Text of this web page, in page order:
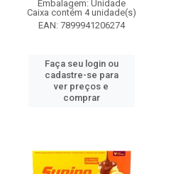
Embalagem: Unidade
Caixa contém 4 unidade(s)
EAN: 7899941206274
Faça seu login ou
cadastre-se para
ver preços e
comprar